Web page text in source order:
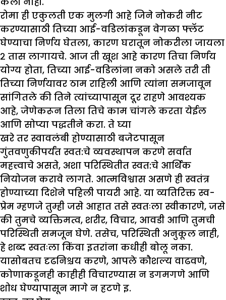
रोमा ही एकुलती एक मुलगी आहे जिने नोकरी नीट
करण्यासाठी तिच्या आई-वडिलांकडून वेगळा फ्लॅट
घेण्याचा निर्णय घेतला, कारण घरातून नोकरीला जायला
२ तास लागायचे. आज ती खूश आहे कारण तिचा निर्णय
योग्य होता, तिच्या आई-वडिलांना नको असले तरी ती
तिच्या निर्णयावर ठाम राहिली आणि त्यांना समजावून
सांगितले की तिने त्यांच्यापासून दूर राहणे आवश्यक
आहे, जेणेकरून तिला तिचे काम चांगले करता येईल
आणि सोप्या पद्धतीने करा. ते घ्या
खरे तर स्वावलंबी होण्यासाठी बजेटपासून
गुंतवणुकीपर्यंत स्वत:चे व्यवस्थापन करणे सर्वात
महत्त्वाचे असते, अशा परिस्थितीत स्वत:चे आर्थिक
नियोजन करावे लागते. आत्मविश्वास असणे ही स्वतंत्र
होण्याच्या दिशेने पहिली पायरी आहे. या व्यतिरिक्त स्व-
प्रेम म्हणजे तुम्ही जसे आहात तसे स्वतःला स्वीकारणे, जसे
की तुमचे व्यक्तिमत्व, शरीर, विचार, आवडी आणि तुमची
परिस्थिती समजून घेणे. तसेच, परिस्थिती अनुकूल नाही,
हे शब्द स्वतःला किंवा इतरांना कधीही बोलू नका.
यासोबतच दृढनिश्चय करणे, आपले कौशल्य वाढवणे,
कोणाकडूनही काहीही विचारण्यास न डगमगणे आणि
शोध घेण्यापासून मागे न हटणे इ.